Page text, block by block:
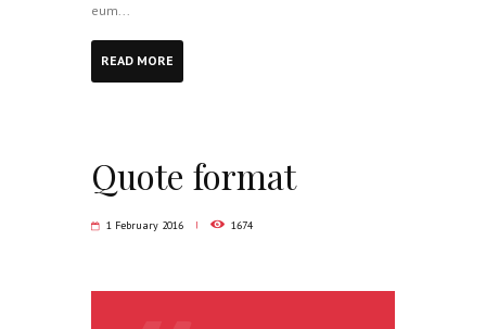
eum...
READ MORE
Quote format
1 February 2016 1674